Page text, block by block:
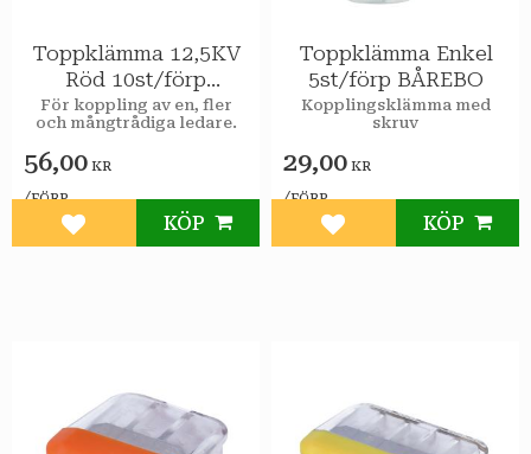
Toppklämma 12,5KV
Röd 10st/förp
BÅREBO
För koppling av en, fler
och mångtrådiga ledare.
56,00 KR
/FÖRP
Lägg till i favoriter
KÖP
Toppklämma Enkel
5st/förp BÅREBO
Kopplingsklämma med
skruv
29,00 KR
/FÖRP
Lägg till i favoriter
KÖP